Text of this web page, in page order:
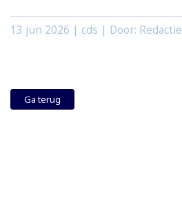
13 jun 2026 | cds | Door: Redactie
Ga terug